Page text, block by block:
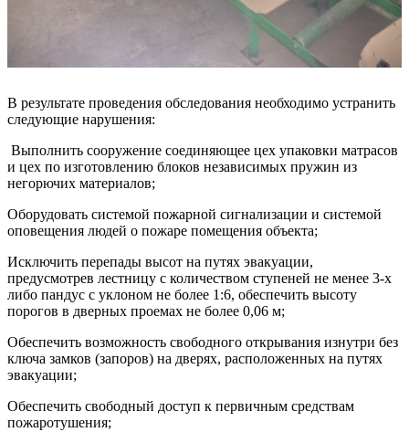
В результате проведения обследования необходимо устранить
следующие нарушения:
Выполнить сооружение соединяющее цех упаковки матрасов
и цех по изготовлению блоков независимых пружин из
негорючих материалов;
Оборудовать системой пожарной сигнализации и системой
оповещения людей о пожаре помещения объекта;
Исключить перепады высот на путях эвакуации,
предусмотрев лестницу с количеством ступеней не менее 3-х
либо пандус с уклоном не более 1:6, обеспечить высоту
порогов в дверных проемах не более 0,06 м;
Обеспечить возможность свободного открывания изнутри без
ключа замков (запоров) на дверях, расположенных на путях
эвакуации;
Обеспечить свободный доступ к первичным средствам
пожаротушения;